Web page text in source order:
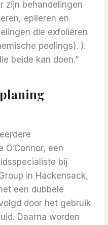
zijn behandelingen
epileren en
die exfoliëren
peelings). ).
beide kan doen.”
een
bij
in Hackensack,
een dubbele
door het gebruik
Daarna worden